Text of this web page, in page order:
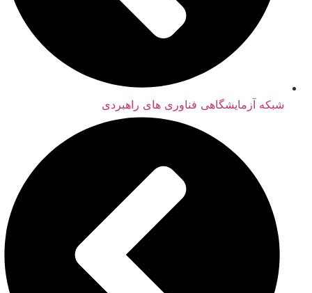
شبکه آزمایشگاهی فناوری های راهبردی